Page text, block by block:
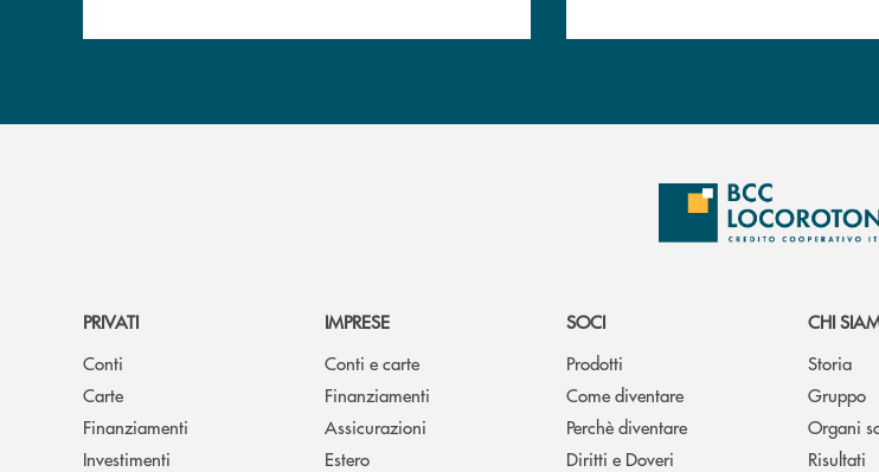
PRIVATI
Conti
Carte
Finanziamenti
Investimenti
IMPRESE
Conti e carte
Finanziamenti
Assicurazioni
Estero
SOCI
Prodotti
Come diventare
Perchè diventare
Diritti e Doveri
CHI
Storia
Gruppo
Organi
Risultati